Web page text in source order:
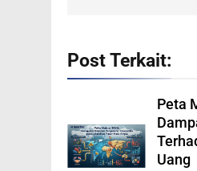
Post Terkait:
Peta
Uang